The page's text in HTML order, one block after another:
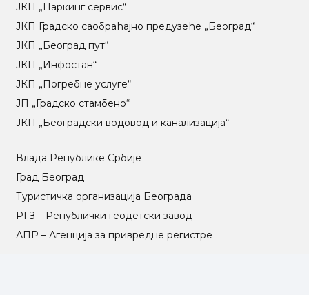
ЈКП „Паркинг сервис“
ЈКП Градско саобраћајно предузеће „Београд“
ЈКП „Београд пут“
ЈКП „Инфостан“
ЈКП „Погребне услуге“
ЈП „Градско стамбено“
ЈКП „Београдски водовод и канализација“
Влада Републике Србије
Град Београд
Туристичка организација Београда
РГЗ – Републички геодетски завод
АПР – Агенција за привредне регистре